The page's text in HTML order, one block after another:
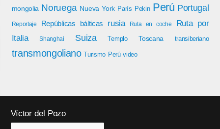
mongolia Noruega Nueva York París Pekin Perú Portugal
Reportaje Repúblicas bálticas rusia Ruta en coche
Ruta por
Italia
Shanghai Suiza Templo Toscana transiberiano
transmongoliano Turismo Perú video
Víctor del Pozo